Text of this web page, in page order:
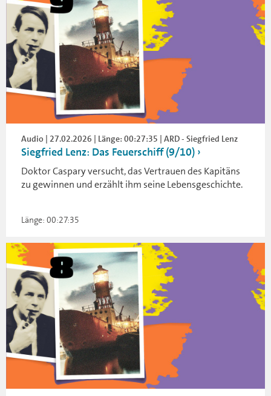
Audio | 27.02.2026 | Länge: 00:27:35 | ARD - Siegfried Lenz
Siegfried Lenz: Das Feuerschiff (9/10)
Doktor Caspary versucht, das Vertrauen des Kapitäns
zu gewinnen und erzählt ihm seine Lebensgeschichte.
Länge: 00:27:35